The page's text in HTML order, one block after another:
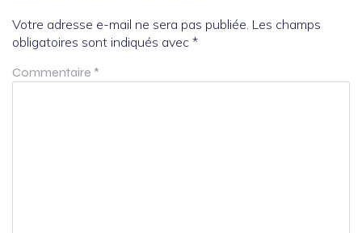
Votre adresse e-mail ne sera pas publiée. Les champs
obligatoires sont indiqués avec *
Commentaire *